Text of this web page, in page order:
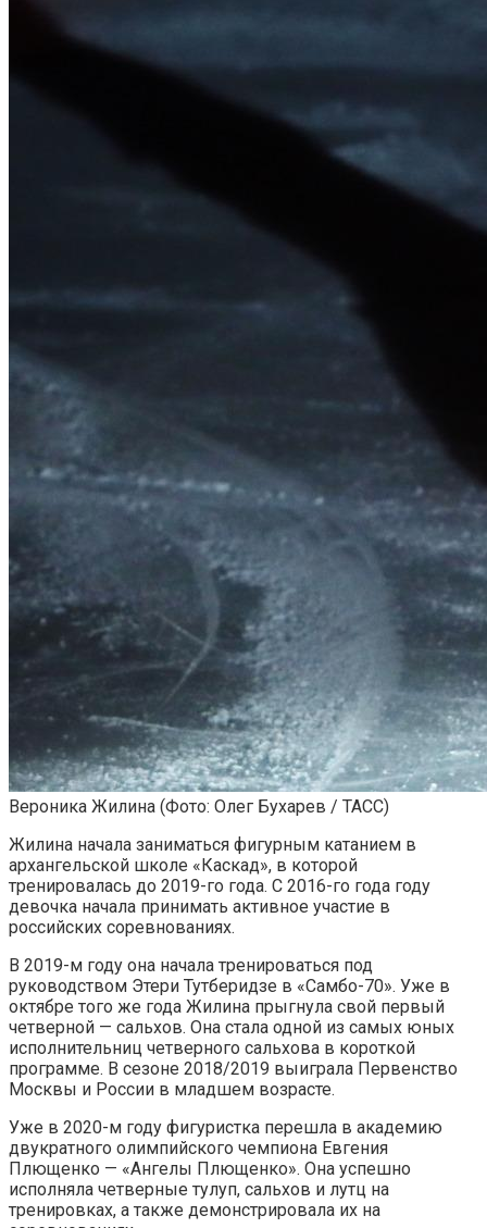
Вероника Жилина (Фото: Олег Бухарев / ТАСС)
Жилина начала заниматься фигурным катанием в
архангельской школе «Каскад», в которой
тренировалась до 2019-го года. С 2016-го года году
девочка начала принимать активное участие в
российских соревнованиях.
В 2019-м году она начала тренироваться под
руководством Этери Тутберидзе в «Самбо-70». Уже в
октябре того же года Жилина прыгнула свой первый
четверной — сальхов. Она стала одной из самых юных
исполнительниц четверного сальхова в короткой
программе. В сезоне 2018/2019 выиграла Первенство
Москвы и России в младшем возрасте.
Уже в 2020-м году фигуристка перешла в академию
двукратного олимпийского чемпиона Евгения
Плющенко — «Ангелы Плющенко». Она успешно
исполняла четверные тулуп, сальхов и лутц на
тренировках, а также демонстрировала их на